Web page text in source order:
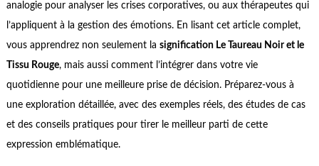
analogie pour analyser les crises corporatives, ou aux thérapeutes qui
l’appliquent à la gestion des émotions. En lisant cet article complet,
vous apprendrez non seulement la signification Le Taureau Noir et le
Tissu Rouge, mais aussi comment l’intégrer dans votre vie
quotidienne pour une meilleure prise de décision. Préparez-vous à
une exploration détaillée, avec des exemples réels, des études de cas
et des conseils pratiques pour tirer le meilleur parti de cette
expression emblématique.